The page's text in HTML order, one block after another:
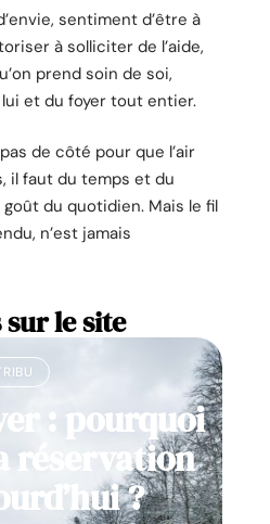
sentiment d’être à
à solliciter de l’aide,
prend soin de soi,
et du foyer tout entier.
de côté pour que l’air
il faut du temps et du
du quotidien. Mais le fil
n’est jamais
le site
: pourquoi
réservation
?